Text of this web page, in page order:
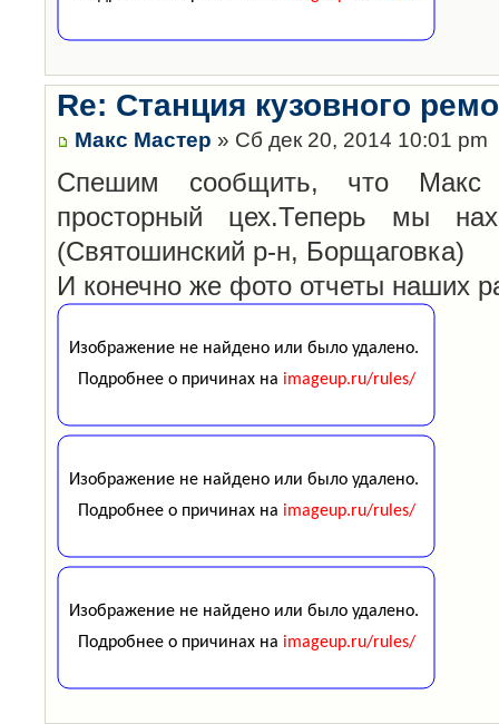
Re: Станция кузовного
Макс Мастер » Сб дек 20, 2014 10:01 pm
Спешим сообщить, что
просторный цех.Теперь мы
(Святошинский р-н, Борщаговка)
И конечно же фото отчеты наших